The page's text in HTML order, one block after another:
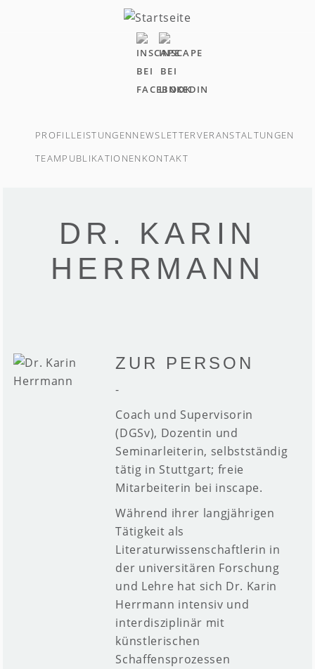
PROFILLEISTUNGENNEWSLETTERVERANSTALTUNGEN
TEAMPUBLIKATIONEN KONTAKT
DR. KARIN
HERRMANN
ZUR PERSON
-
Coach und Supervisorin
(DGSv), Dozentin und
Seminarleiterin, selbstständig
tätig in Stuttgart; freie
Mitarbeiterin bei inscape.
Während ihrer langjährigen
Tätigkeit als
Literaturwissenschaftlerin in
der universitären Forschung
und Lehre hat sich Dr. Karin
Herrmann intensiv und
interdisziplinär mit
künstlerischen
Schaffensprozessen